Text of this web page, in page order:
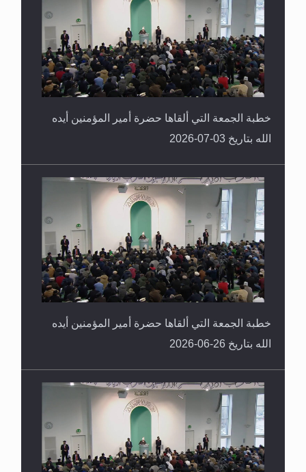
خطبة الجمعة التي ألقاها حضرة أمير المؤمنين أيده
الله بتاريخ 03-07-2026
خطبة الجمعة التي ألقاها حضرة أمير المؤمنين أيده
الله بتاريخ 26-06-2026